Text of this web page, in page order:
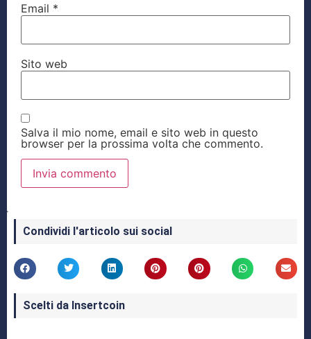
Email *
Sito web
Salva il mio nome, email e sito web in questo
browser per la prossima volta che commento.
Condividi l'articolo sui social
Scelti da Insertcoin